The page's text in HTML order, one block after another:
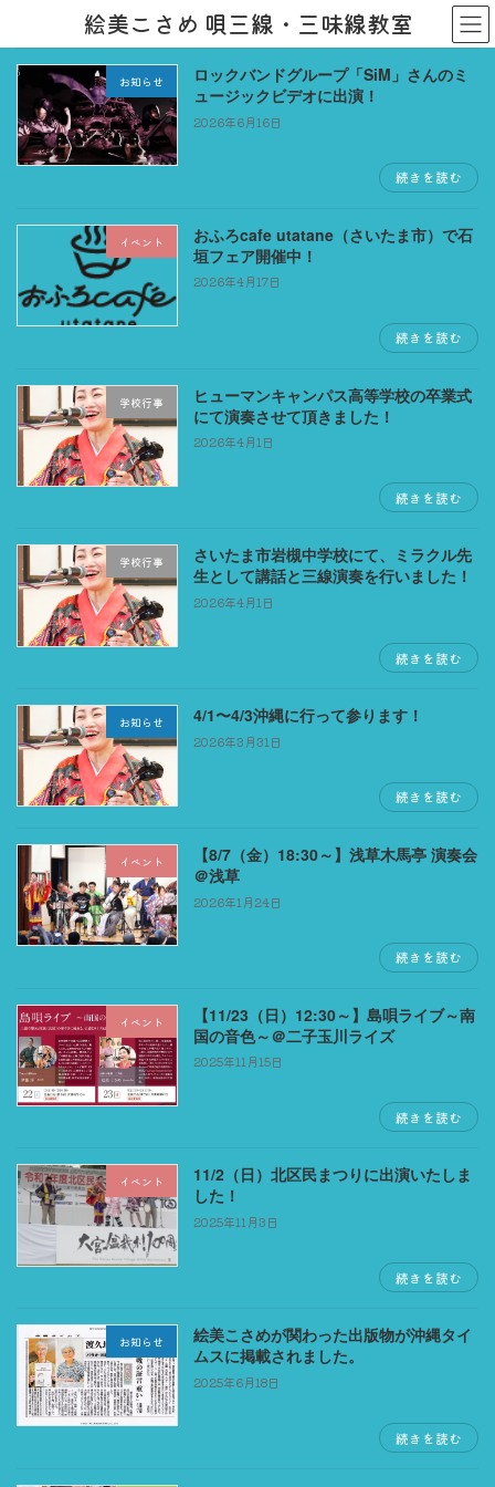
テ
ゲ
絵美こさめ 唄三線・三味線教室
お知らせ
ロックバンドグループ「SiM」さんのミ
ュージックビデオに出演！
2026年6月16日
続きを読む
イベント
おふろcafe utatane（さいたま市）で石
垣フェア開催中！
2026年4月17日
続きを読む
学校行事
ヒューマンキャンパス高等学校の卒業式
にて演奏させて頂きました！
2026年4月1日
続きを読む
学校行事
さいたま市岩槻中学校にて、ミラクル先
生として講話と三線演奏を行いました！
2026年4月1日
続きを読む
お知らせ 4/1〜4/3沖縄に行って参ります！
2026年3月31日
続きを読む
イベント
【8/7（金）18:30～】浅草木馬亭 演奏会
＠浅草
2026年1月24日
続きを読む
イベント
【11/23（日）12:30～】島唄ライブ～南
国の音色～＠二子玉川ライズ
2025年11月15日
続きを読む
イベント
11/2（日）北区民まつりに出演いたしま
した！
2025年11月3日
続きを読む
お知らせ
絵美こさめが関わった出版物が沖縄タイ
ムスに掲載されました。
2025年6月18日
続きを読む